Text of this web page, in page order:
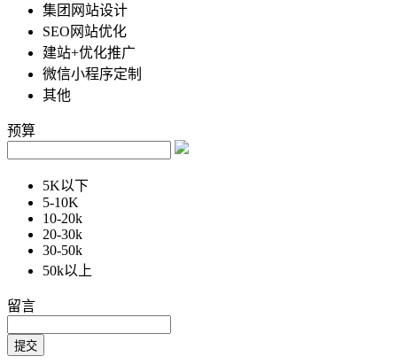
集团网站设计
SEO网站优化
建站+优化推广
微信小程序定制
其他
预算
5K以下
5-10K
10-20k
20-30k
30-50k
50k以上
留言